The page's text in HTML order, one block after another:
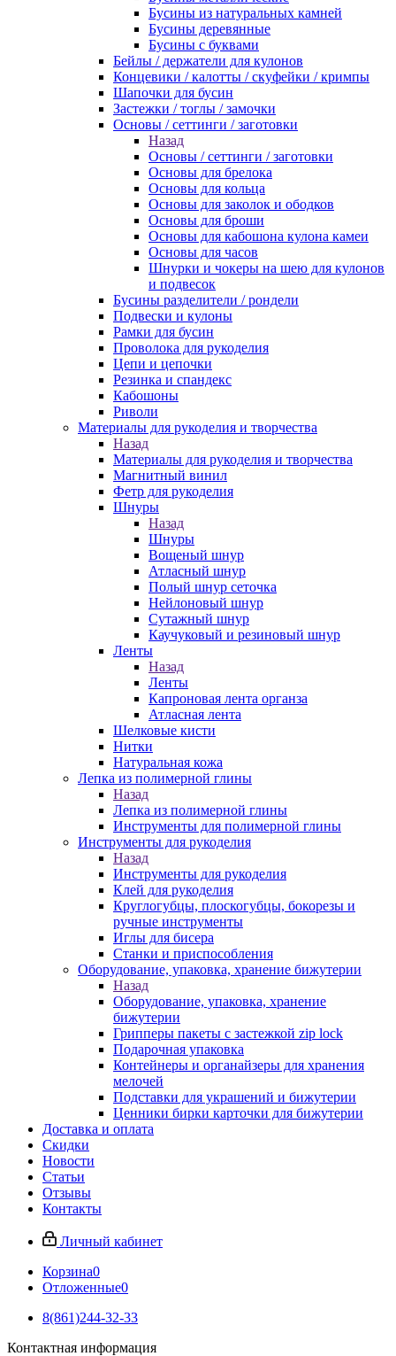
Бусины из натуральных камней
Бусины деревянные
Бусины с буквами
Бейлы / держатели для кулонов
Концевики / калотты / скуфейки / кримпы
Шапочки для бусин
Застежки / тоглы / замочки
Основы / сеттинги / заготовки
Назад
Основы / сеттинги / заготовки
Основы для брелока
Основы для кольца
Основы для заколок и ободков
Основы для броши
Основы для кабошона кулона камеи
Основы для часов
Шнурки и чокеры на шею для кулонов
и подвесок
Бусины разделители / рондели
Подвески и кулоны
Рамки для бусин
Проволока для рукоделия
Цепи и цепочки
Резинка и спандекс
Кабошоны
Риволи
Материалы для рукоделия и творчества
Назад
Материалы для рукоделия и творчества
Магнитный винил
Фетр для рукоделия
Шнуры
Назад
Шнуры
Вощеный шнур
Атласный шнур
Полый шнур сеточка
Нейлоновый шнур
Сутажный шнур
Каучуковый и резиновый шнур
Ленты
Назад
Ленты
Капроновая лента органза
Атласная лента
Шелковые кисти
Нитки
Натуральная кожа
Лепка из полимерной глины
Назад
Лепка из полимерной глины
Инструменты для полимерной глины
Инструменты для рукоделия
Назад
Инструменты для рукоделия
Клей для рукоделия
Круглогубцы, плоскогубцы, бокорезы и
ручные инструменты
Иглы для бисера
Станки и приспособления
Оборудование, упаковка, хранение бижутерии
Назад
Оборудование, упаковка, хранение
бижутерии
Грипперы пакеты с застежкой zip lock
Подарочная упаковка
Контейнеры и органайзеры для хранения
мелочей
Подставки для украшений и бижутерии
Ценники бирки карточки для бижутерии
Доставка и оплата
Скидки
Новости
Статьи
Отзывы
Контакты
Личный кабинет
Корзина0
Отложенные0
8(861)244-32-33
Контактная информация